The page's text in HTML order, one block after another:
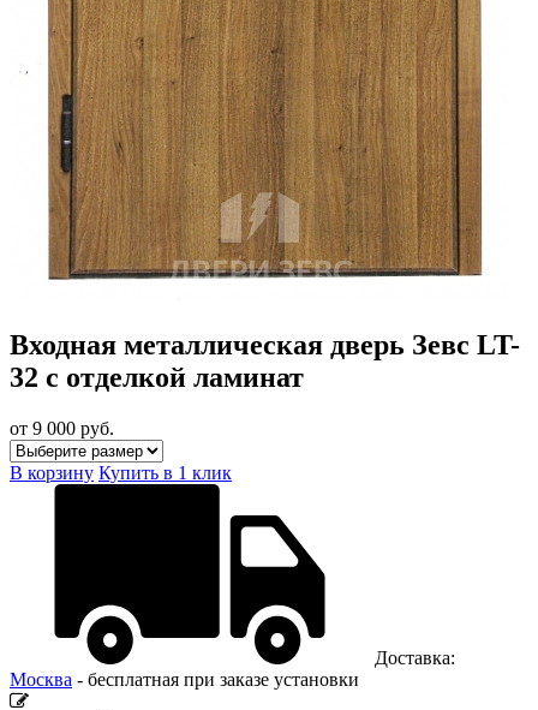
Входная металлическая дверь Зевс LT-
32 с отделкой ламинат
от 9 000 руб.
В корзину Купить в 1 клик
Доставка:
Москва - бесплатная при заказе установки